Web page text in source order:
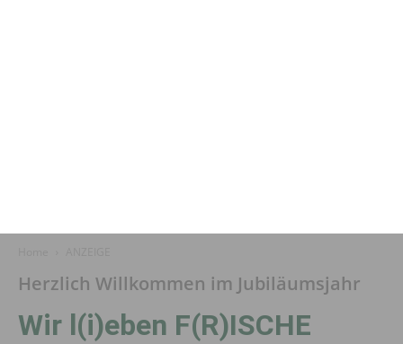
Herzlich Willkommen im Jubiläumsjahr
Wir l(i)eben F(R)ISCHE